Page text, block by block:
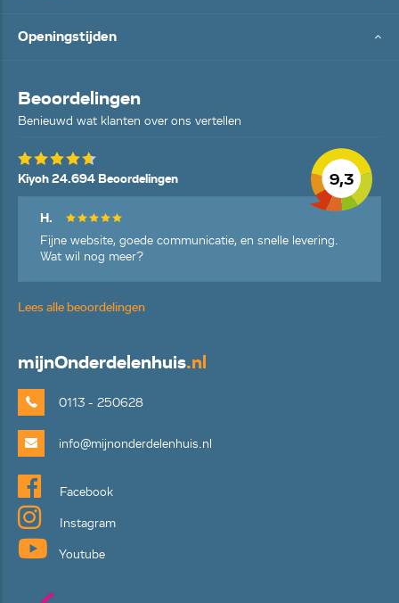
Openingstijden
Beoordelingen
Benieuwd wat klanten over ons vertellen
9,3
Kiyoh 24.694 Beoordelingen
H.
Fijne website, goede communicatie, en snelle levering.
Wat wil nog meer?
Lees alle beoordelingen
mijnOnderdelenhuis.nl
0113 - 250628
info@mijnonderdelenhuis.nl
Facebook
Instagram
Youtube